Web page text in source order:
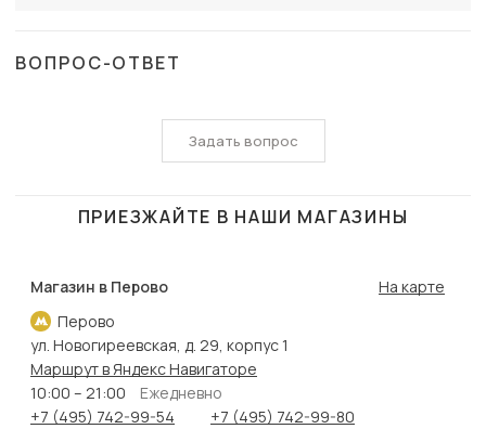
ВОПРОС-ОТВЕТ
Задать вопрос
ПРИЕЗЖАЙТЕ В НАШИ МАГАЗИНЫ
Магазин в Перово
Перово
На карте
ул. Новогиреевская, д. 29, корпус 1
Маршрут в Яндекс Навигаторе
10:00 – 21:00
Ежедневно
+7 (495) 742-99-54
+7 (495) 742-99-80